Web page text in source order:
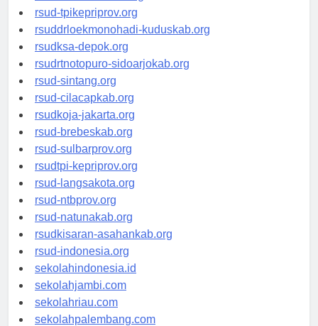
rsud-simeuluekab.org
rsud-tpikepriprov.org
rsuddrloekmonohadi-kuduskab.org
rsudksa-depok.org
rsudrtnotopuro-sidoarjokab.org
rsud-sintang.org
rsud-cilacapkab.org
rsudkoja-jakarta.org
rsud-brebeskab.org
rsud-sulbarprov.org
rsudtpi-kepriprov.org
rsud-langsakota.org
rsud-ntbprov.org
rsud-natunakab.org
rsudkisaran-asahankab.org
rsud-indonesia.org
sekolahindonesia.id
sekolahjambi.com
sekolahriau.com